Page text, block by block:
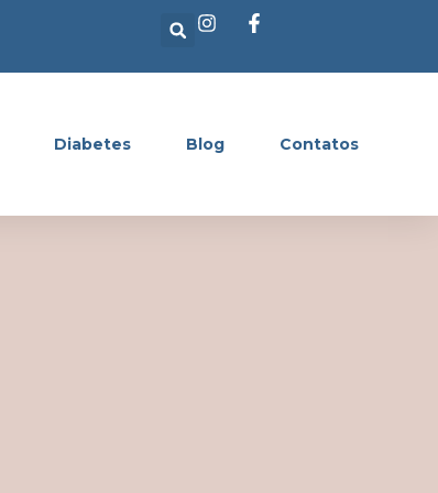
Diabetes Blog Contatos